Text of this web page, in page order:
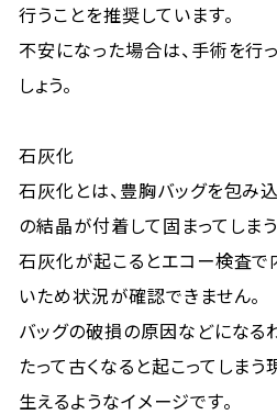
行うことを推奨しています。
不安になった場合は、手術を行
しょう。
石灰化
石灰化とは、豊胸バッグを包み
の結晶が付着して固まってしま
石灰化が起こるとエコー検査で
いため状況が確認できません。
バッグの破損の原因などになる
たって古くなると起こってしまう
生えるようなイメージです。